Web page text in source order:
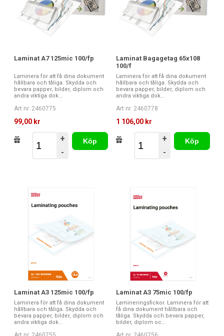
Laminat A7 125mic 100/fp
Laminera för att få dina dokument
hållbara och tåliga. Skydda och
bevara papper, bilder, diplom och
andra viktiga dok...
Art nr. 2460775
99,00 kr
+
-
Köp
Laminat Bagagetag 65x108
100/f
Laminera för att få dina dokument
hållbara och tåliga. Skydda och
bevara papper, bilder, diplom och
andra viktiga dok...
Art nr. 2460778
1 106,00 kr
+
-
Köp
Laminat A3 125mic 100/fp
Laminera för att få dina dokument
hållbara och tåliga. Skydda och
bevara papper, bilder, diplom och
andra viktiga dok...
Laminat A3 75mic 100/fp
Lamineringsfickor. Laminera för att
få dina dokument hållbara och
tåliga. Skydda och bevara papper,
bilder, diplom oc...